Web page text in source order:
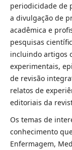
periodicidade de
a divulgação de
acadêmica e
pesquisas
incluindo artigos
experimentais,
de revisão
relatos de
editoriais da
Os temas de
conhecimento
Enfermagem,